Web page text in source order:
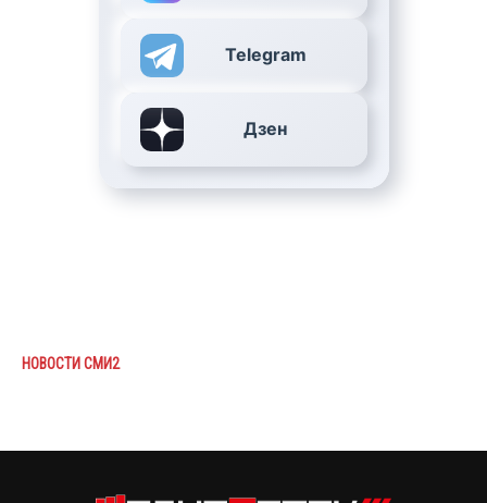
Telegram
Дзен
НОВОСТИ СМИ2